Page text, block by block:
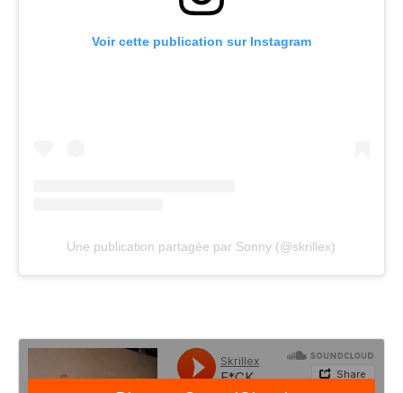
Voir cette publication sur Instagram
Une publication partagée par Sonny (@skrillex)